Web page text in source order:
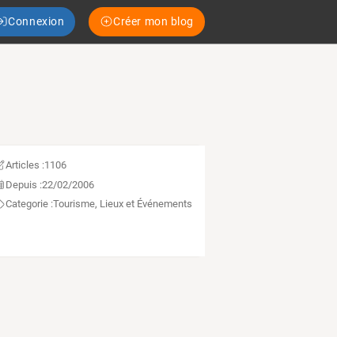
Connexion Créer mon blog
Articles :1106
Depuis :22/02/2006
Categorie :Tourisme, Lieux et Événements